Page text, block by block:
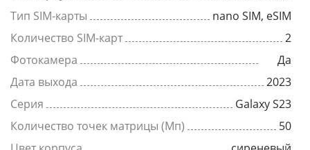
Тип SIM-карты
nano SIM, eSIM
Количество SIM-карт
2
Фотокамера
Да
Дата выхода
2023
Серия
Galaxy S23
Количество точек матрицы (Мп)
50